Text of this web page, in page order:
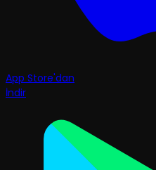
App Store'dan
İndir